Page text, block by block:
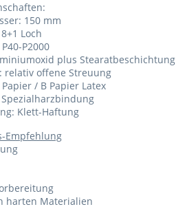
150 mm
Loch
P2000
plus Stearatbeschichtung
relativ offene Streuung
/ B Papier Latex
Klett-Haftung
Empfehlung
harten Materialien